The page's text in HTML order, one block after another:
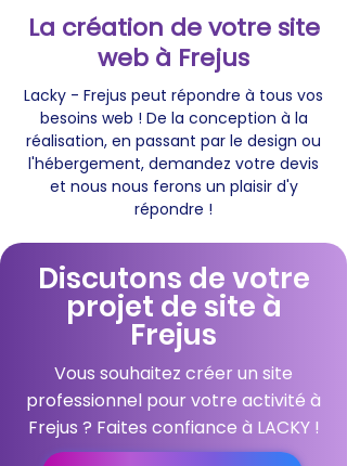
La création de votre site
web à Frejus
Lacky - Frejus peut répondre à tous vos
besoins web ! De la conception à la
réalisation, en passant par le design ou
l'hébergement, demandez votre devis
et nous nous ferons un plaisir d'y
répondre !
Discutons de votre
projet de site à
Frejus
Vous souhaitez créer un site
professionnel pour votre activité à
Frejus ? Faites confiance à LACKY !